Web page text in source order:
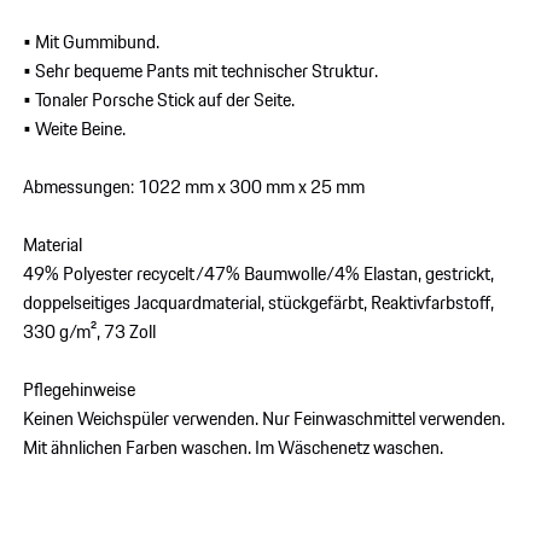
• Mit Gummibund.
• Sehr bequeme Pants mit technischer Struktur.
• Tonaler Porsche Stick auf der Seite.
• Weite Beine.
Abmessungen: 1022 mm x 300 mm x 25 mm
Material
49% Polyester recycelt/47% Baumwolle/4% Elastan, gestrickt,
doppelseitiges Jacquardmaterial, stückgefärbt, Reaktivfarbstoff,
330 g/m², 73 Zoll
Pflegehinweise
Keinen Weichspüler verwenden. Nur Feinwaschmittel verwenden.
Mit ähnlichen Farben waschen. Im Wäschenetz waschen.